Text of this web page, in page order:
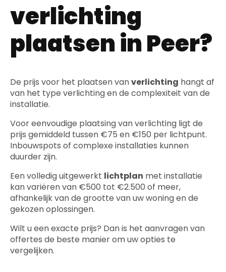
verlichting
plaatsen in Peer?
De prijs voor het plaatsen vanverlichting hangt af
van het type verlichting en de complexiteit van de
installatie.
Voor eenvoudige plaatsing van verlichting ligt de
prijs gemiddeld tussen €75 en €150 per lichtpunt.
Inbouwspots of complexe installaties kunnen
duurder zijn.
Een volledig uitgewerkt lichtplan met installatie
kan variëren van €500 tot €2.500 of meer,
afhankelijk van de grootte van uw woning en de
gekozen oplossingen.
Wilt u een exacte prijs? Dan is het aanvragen van
offertes de beste manier om uw opties te
vergelijken.